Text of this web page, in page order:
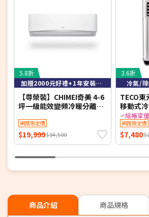
5.8折
加贈2000元好禮+1年安裝保固
【尊榮裝】CHIMEI奇美 4-6
坪一級能效變頻冷暖分離式
S37HG1-1/RC-
S37HG1【含基本安裝+舊機
回收】【加贈2000元好禮
網路限定價
$19,999$34,500
3.6折
冷氣/
TECO東
移動式
1701FC)
結帳享
網路限定價
$7,480
商品介紹 商品規格